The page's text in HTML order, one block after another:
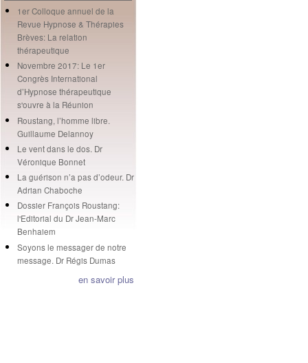
1er Colloque annuel de la
Revue Hypnose & Thérapies
Brèves: La relation
thérapeutique
Novembre 2017: Le 1er
Congrès International
d’Hypnose thérapeutique
s'ouvre à la Réunion
Roustang, l’homme libre.
Guillaume Delannoy
Le vent dans le dos. Dr
Véronique Bonnet
La guérison n’a pas d’odeur. Dr
Adrian Chaboche
Dossier François Roustang:
l'Editorial du Dr Jean-Marc
Benhaiem
Soyons le messager de notre
message. Dr Régis Dumas
en savoir plus